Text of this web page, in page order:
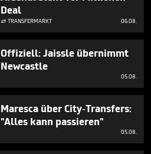
Deal
 TRANSFERMARKT 06.08.
Offiziell: Jaissle übernimmt
Newcastle
05.08.
Maresca über City-Transfers:
"Alles kann passieren"
05.08.